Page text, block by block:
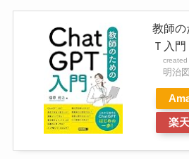
教師の
Ｔ入門
created
明治
楽